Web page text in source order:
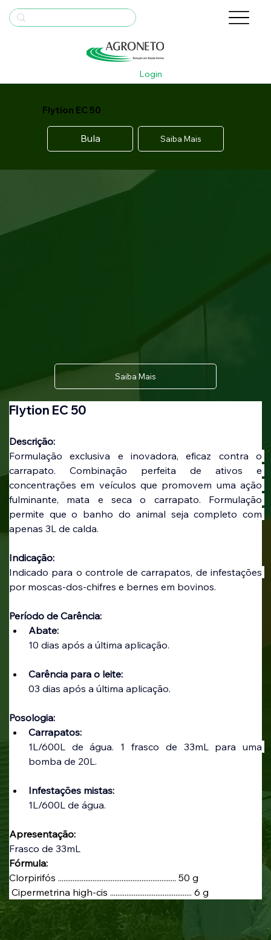
Login
Flytion EC 50
Bula Saiba Mais
Flytion EC 50
Descrição:
Formulação exclusiva e inovadora, eficaz contra o
carrapato. Combinação perfeita de ativos e
concentrações em veículos que promovem uma ação
fulminante, mata e seca o carrapato. Formulação
permite que o banho do animal seja completo com
apenas 3L de calda.
Indicação:
Indicado para o controle de carrapatos, de infestações
por moscas-dos-chifres e bernes em bovinos.
Período de Carência:
Abate:
10 dias após a última aplicação.
Carência para o leite:
03 dias após a última aplicação.
Posologia:
Carrapatos:
1L/600L de água. 1 frasco de 33mL para uma
bomba de 20L.
Infestações mistas:
1L/600L de água.
Apresentação:
Frasco de 33mL
Fórmula:
Clorpirifós ................................................................. 50 g
Cipermetrina high-cis ............................................. 6 g
Saiba Mais